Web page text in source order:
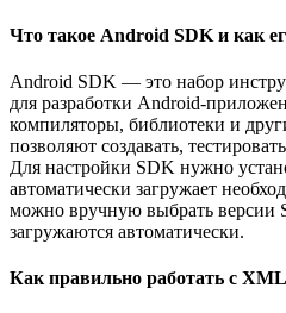
Что такое Android SDK и как
Android SDK — это набор
для разработки Android-
компиляторы, библиотеки и
позволяют создавать,
Для настройки SDK нужно
автоматически загружает
можно вручную выбрать версии
загружаются автоматически.
Как правильно работать с